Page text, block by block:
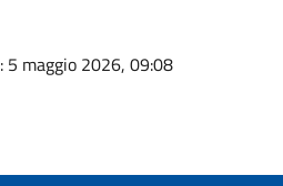
: 5 maggio 2026, 09:08